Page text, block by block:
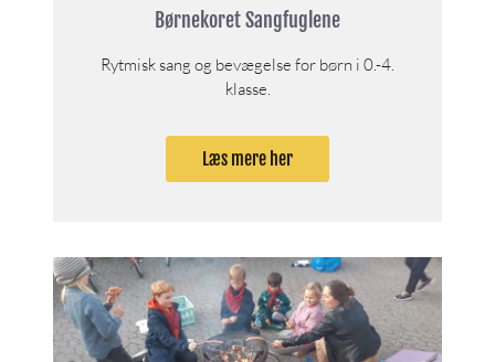
Børnekoret Sangfuglene
Rytmisk sang og bevægelse for børn i 0.-4.
klasse.
Læs mere her